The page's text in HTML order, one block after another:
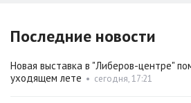
Последние новости
Новая выставка в "Либеров-центре"
уходящем лете • сегодня, 17:21